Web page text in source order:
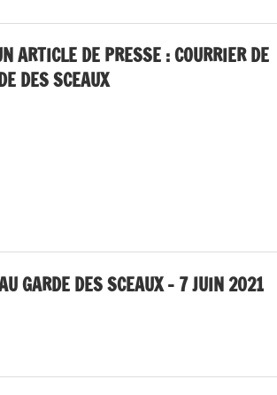
ARTICLE DE PRESSE : COURRIER DE
DES SCEAUX
GARDE DES SCEAUX – 7 JUIN 2021